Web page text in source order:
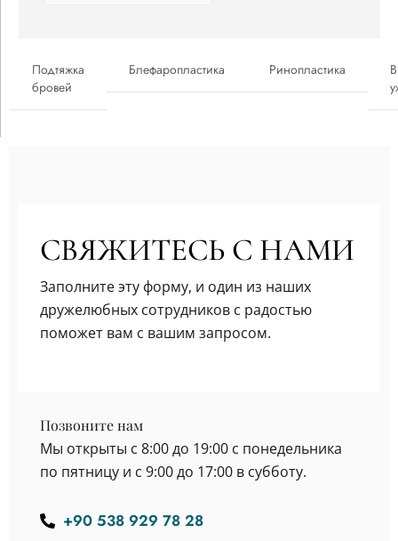
Подтяжка
бровей
Блефаропластика Ринопластика
СВЯЖИТЕСЬ С НАМИ
Заполните эту форму, и один из наших
дружелюбных сотрудников с радостью
поможет вам с вашим запросом.
Позвоните нам
Мы открыты с 8:00 до 19:00 с понедельника
по пятницу и с 9:00 до 17:00 в субботу.
+90 538 929 78 28